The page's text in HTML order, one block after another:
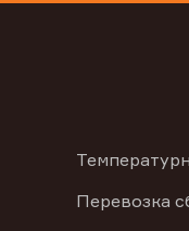
Перевозка